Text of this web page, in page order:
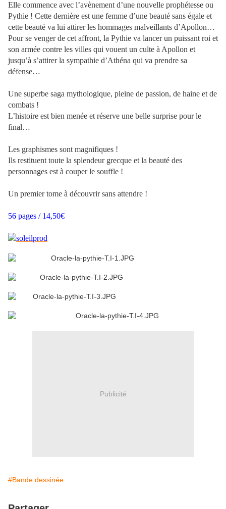
Elle commence avec l’avènement d’une nouvelle prophétesse ou
Pythie ! Cette dernière est une femme d’une beauté sans égale et
cette beauté va lui attirer les hommages malveillants d’Apollon…
Pour se venger de cet affront, la Pythie va lancer un puissant roi et
son armée contre les villes qui vouent un culte à Apollon et
jusqu’à s’attirer la sympathie d’Athéna qui va prendre sa
défense…
Une superbe saga mythologique, pleine de passion, de haine et de
combats !
L’histoire est bien menée et réserve une belle surprise pour le
final…
Les graphismes sont magnifiques !
Ils restituent toute la splendeur grecque et la beauté des
personnages est à couper le souffle !
Un premier tome à découvrir sans attendre !
56 pages / 14,50€
Publicité
#Bande dessinée